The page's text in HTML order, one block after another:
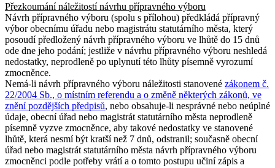
Přezkoumání náležitostí návrhu přípravného výboru
Návrh přípravného výboru (spolu s přílohou) předkládá přípravný
výbor obecnímu úřadu nebo magistrátu statutárního města, který
posoudí předložený návrh přípravného výboru ve lhůtě do 15 dnů
ode dne jeho podání; jestliže v návrhu přípravného výboru neshledá
nedostatky, neprodleně po uplynutí této lhůty písemně vyrozumí
zmocněnce.
Nemá-li návrh přípravného výboru náležitosti stanovené zákonem č.
22/2004 Sb., o místním referendu a o změně některých zákonů, ve
znění pozdějších předpisů, nebo obsahuje-li nesprávné nebo neúplné
údaje, obecní úřad nebo magistrát statutárního města neprodleně
písemně vyzve zmocněnce, aby takové nedostatky ve stanovené
lhůtě, která nesmí být kratší než 7 dnů, odstranil; současně obecní
úřad nebo magistrát statutárního města návrh přípravného výboru
zmocněnci podle potřeby vrátí a o tomto postupu učiní zápis a